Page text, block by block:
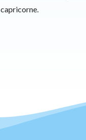
capricorne.